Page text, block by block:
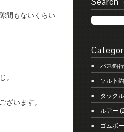
間もないくらい
。
ざいます。
バス釣
ソルト
タックル
ルアー
ゴムボ